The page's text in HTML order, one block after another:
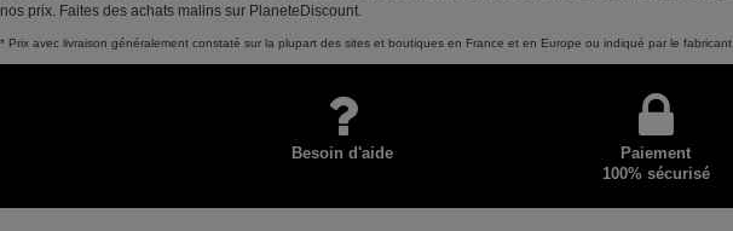
nos prix. Faites des achats malins sur PlaneteDiscount.
* Prix avec livraison généralement constaté sur la plupart des sites et boutiques en France et en Europe ou indiqué par le fabricant.
Besoin d'aide
Paiement
100% sécurisé